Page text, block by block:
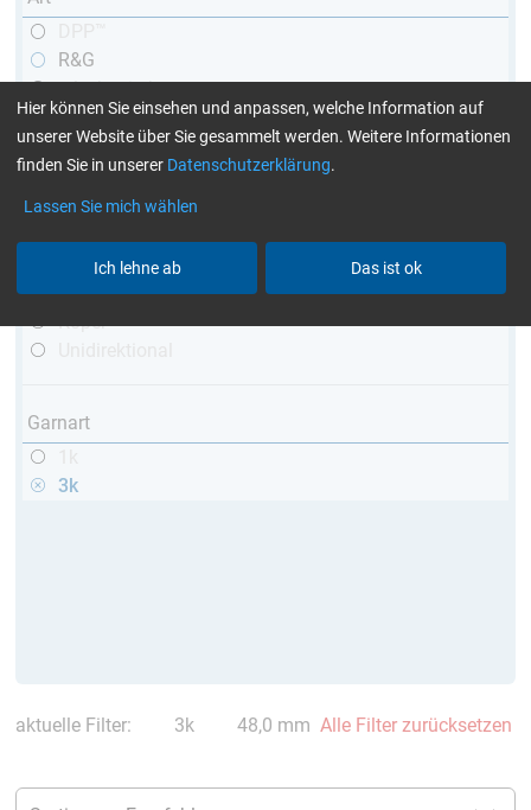
R&G
teleskopierbar
konisch
matt
hochglänzend
mit Gewinde
Leinwand
Köper
Garnart
3k
aktuelle Filter: 3k 48,0 mm Alle Filter zurücksetzen
Hier können Sie einsehen und anpassen, welche Information auf
unserer Website über Sie gesammelt werden. Weitere Informationen
finden Sie in unserer Datenschutzerklärung.
Lassen Sie mich wählen
Ich lehne ab Das ist ok